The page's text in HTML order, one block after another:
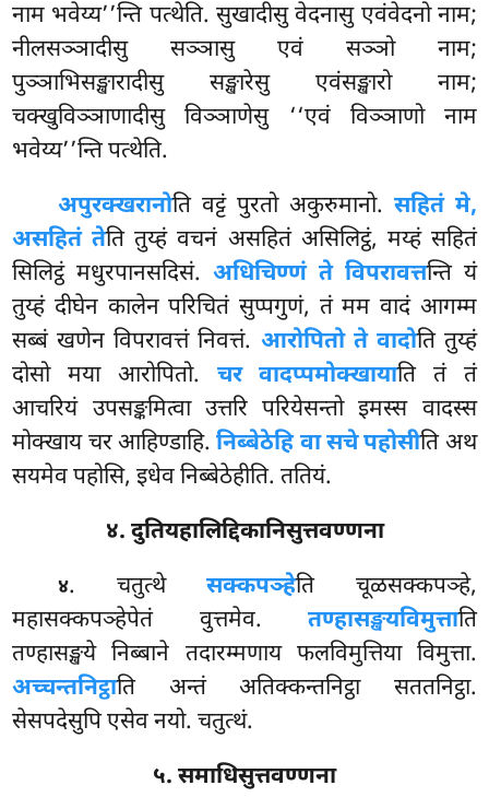
नाम भवेय्य’’न्ति पत्थेति. सुखादीसु वेदनासु एवंवेदनो नाम;
नीलसञ्ञादीसु सञ्ञासु एवं सञ्ञो नाम;
पुञ्ञाभिसङ्खारादीसु सङ्खारेसु एवंसङ्खारो नाम;
चक्खुविञ्ञाणादीसुविञ्ञाणेसु ‘‘एवं विञ्ञाणो नाम
भवेय्य’’न्ति पत्थेति.
अपुरक्खरानोति वट्टं पुरतो अकुरुमानो. सहितं मे,
असहितं तेति तुय्हं वचनं असहितं असिलिट्ठं, मय्हं सहितं
सिलिट्ठं मधुरपानसदिसं.अधिचिण्णं ते विपरावत्तन्ति यं
तुय्हं दीघेन कालेन परिचितं सुप्पगुणं, तं मम वादं आगम्म
सब्बं खणेन विपरावत्तं निवत्तं. आरोपितो ते वादोति तुय्हं
दोसो मया आरोपितो. चर वादप्पमोक्खायाति तं तं
आचरियं उपसङ्कमित्वा उत्तरि परियेसन्तो इमस्स वादस्स
मोक्खाय चर आहिण्डाहि.निब्बेठेहि वा सचे पहोसीति अथ
सयमेव पहोसि, इधेव निब्बेठेहीति. ततियं.
४. दुतियहालिद्दिकानिसुत्तवण्णना
४. चतुत्थेसक्कपञ्हेति चूळसक्कपञ्हे,
महासक्कपञ्हेपेतं वुत्तमेव. तण्हासङ्खयविमुत्ताति
तण्हासङ्खये निब्बाने तदारम्मणाय फलविमुत्तिया विमुत्ता.
अच्चन्तनिट्ठाति अन्तं अतिक्कन्तनिट्ठा सततनिट्ठा.
सेसपदेसुपि एसेव नयो. चतुत्थं.
५. समाधिसुत्तवण्णना